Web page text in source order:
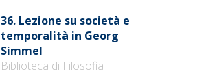
36. Lezione su società e
temporalità in Georg
Simmel
Biblioteca di Filosofia